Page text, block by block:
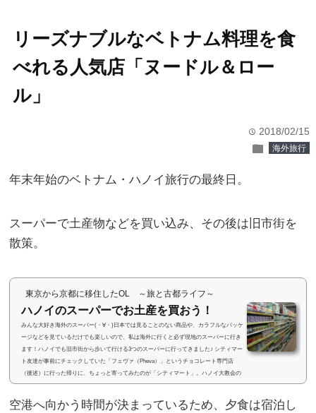
リーズナブルなベトナム料理を食
べれる人気店「ヌードル＆ロー
ル」
time 2018/02/15
folder 海外旅行
年末年始のベトナム・ハノイ旅行の最終日。
スーパーで土産物などを買い込み、その後は旧市街を
散策。
東京から京都に移住したOL ～旅と古都ライフ～
ハノイのスーパーでお土産を買おう！
みんな大好き海外のスーパー(・∀・)日本では見ることのない商品や、カラフルなパッケ
ージなどを見ているだけでも楽しいので、私は海外に行くと必ず現地のスーパーに行き
ます！ハノイでも旧市街から歩いて行ける3つのスーパーに行ってきました♪ シティマー
ト友達が事前にチェックしていた「フェヴァ（Pheva）」というチョコレート専門店
（後述）に行った帰りに、ちょっと寄ってみたのが「シティマート」。ハノイ大教会の
南西に位置し、ハノイタワーズという大きいビルの中にあります。イオンと業務提携し
空港へ向かう時間が決まっているため、夕食は宿泊し